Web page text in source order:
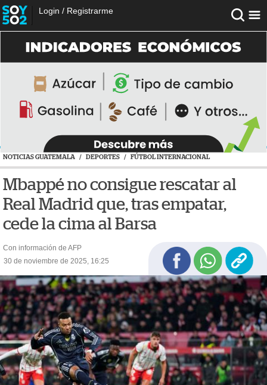
Login / Registrarme
NOTICIAS GUATEMALA / DEPORTES / FÚTBOL INTERNACIONAL
Mbappé no consigue rescatar al
Real Madrid que, tras empatar,
cede la cima al Barsa
Con información de AFP
30 de noviembre de 2025, 16:25